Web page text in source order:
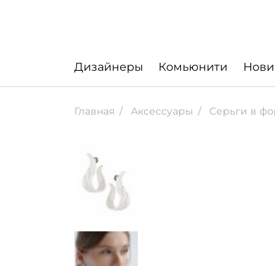
Дизайнеры Комьюнити
Главная Аксессуары Серьги в